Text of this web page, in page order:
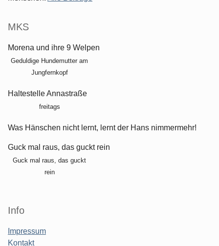
MKS
Morena und ihre 9 Welpen
Geduldige Hundemutter am
Jungfernkopf
Haltestelle Annastraße
freitags
Was Hänschen nicht lernt, lernt der Hans nimmermehr!
Guck mal raus, das guckt rein
Guck mal raus, das guckt
rein
Info
Impressum
Kontakt